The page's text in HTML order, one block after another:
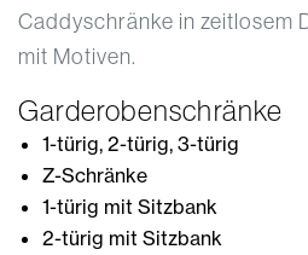
Caddyschränke in zeitlosem
mit Motiven.
Garderobenschränke
1-türig, 2-türig, 3-türig
Z-Schränke
1-türig mit Sitzbank
2-türig mit Sitzbank